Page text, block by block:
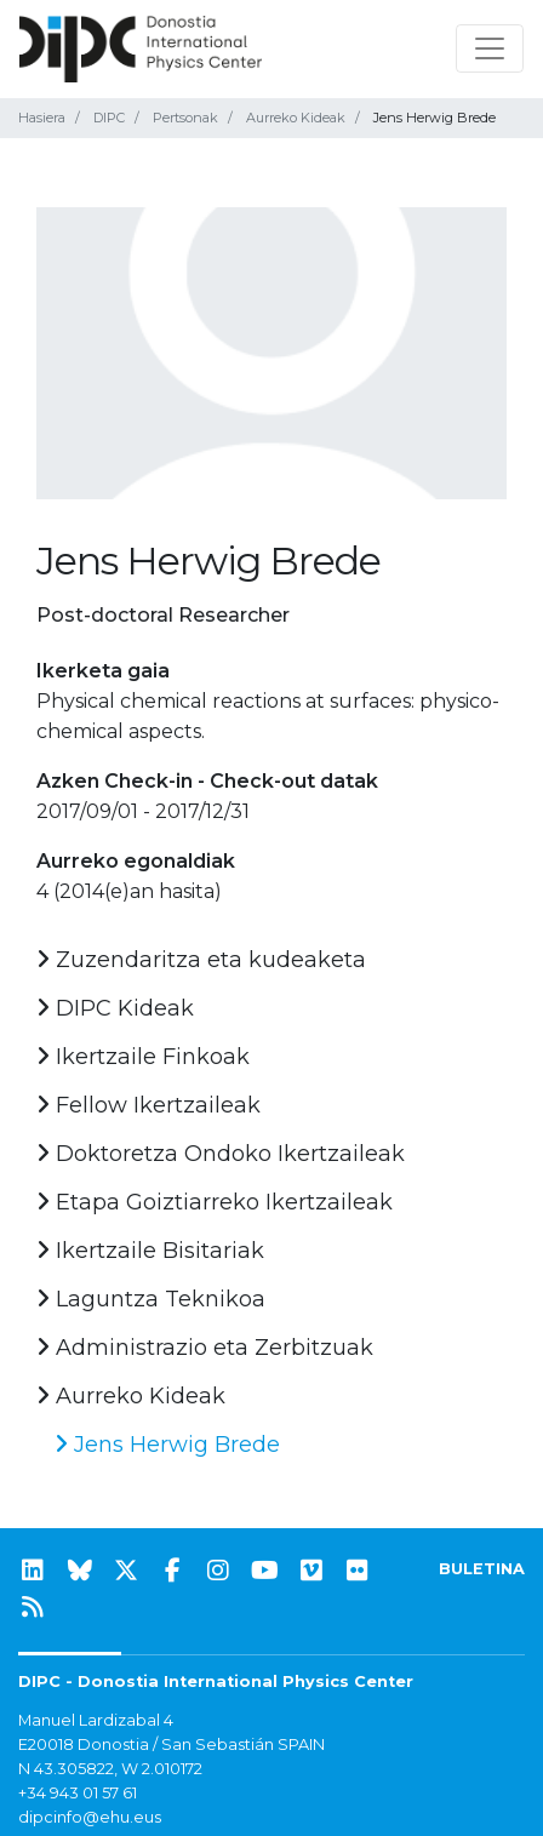
Hasiera DIPC Pertsonak Aurreko Kideak Jens Herwig Brede
Jens Herwig Brede
Post-doctoral Researcher
Ikerketa gaia
Physical chemical reactions at surfaces: physico-
chemical aspects.
Azken Check-in - Check-out datak
2017/09/01 - 2017/12/31
Aurreko egonaldiak
4 (2014(e)an hasita)
Zuzendaritza eta kudeaketa
DIPC Kideak
Ikertzaile Finkoak
Fellow Ikertzaileak
Doktoretza Ondoko Ikertzaileak
Etapa Goiztiarreko Ikertzaileak
Ikertzaile Bisitariak
Laguntza Teknikoa
Administrazio eta Zerbitzuak
Aurreko Kideak
Jens Herwig Brede
BULETINA
DIPC - Donostia International Physics Center
Manuel Lardizabal 4
E20018 Donostia / San Sebastián SPAIN
N 43.305822, W 2.010172
+34 943 01 57 61
dipcinfo@ehu.eus